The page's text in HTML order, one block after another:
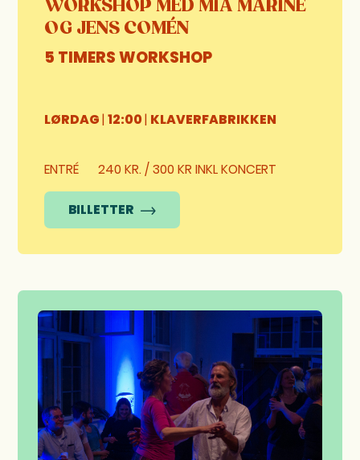
WORKSHOP MED MIA MARINE
OG JENS COMÉN
5 TIMERS WORKSHOP
LØRDAG| 12:00| KLAVERFABRIKKEN
ENTRÉ 240 KR. / 300 KR INKL KONCERT
BILLETTER